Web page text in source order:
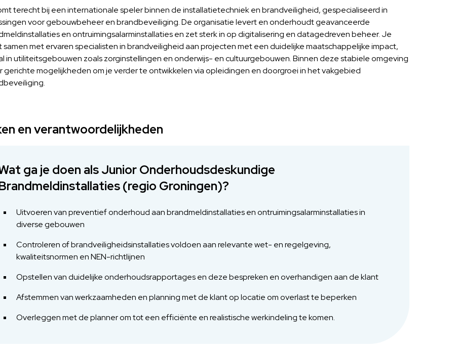
terecht bij een internationale speler binnen de installatietechniek en brandveiligheid, gespecialiseerd in
voor gebouwbeheer en brandbeveiliging. De organisatie levert en onderhoudt geavanceerde
en ontruimingsalarminstallaties en zet sterk in op digitalisering en datagedreven beheer. Je
samen met ervaren specialisten in brandveiligheid aan projecten met een duidelijke maatschappelijke impact,
in utiliteitsgebouwen zoals zorginstellingen en onderwijs- en cultuurgebouwen. Binnen deze stabiele omgeving
gerichte mogelijkheden om je verder te ontwikkelen via opleidingen en doorgroei in het vakgebied
en verantwoordelijkheden
ga je doen als Junior Onderhoudsdeskundige
(regio Groningen)?
Uitvoeren van preventief onderhoud aan brandmeldinstallaties en ontruimingsalarminstallaties in
diverse gebouwen
Controleren of brandveiligheidsinstallaties voldoen aan relevante wet- en regelgeving,
kwaliteitsnormen en NEN-richtlijnen
Opstellen van duidelijke onderhoudsrapportages en deze bespreken en overhandigen aan de klant
Afstemmen van werkzaamheden en planning met de klant op locatie om overlast te beperken
Overleggen met de planner om tot een efficiënte en realistische werkindeling te komen.